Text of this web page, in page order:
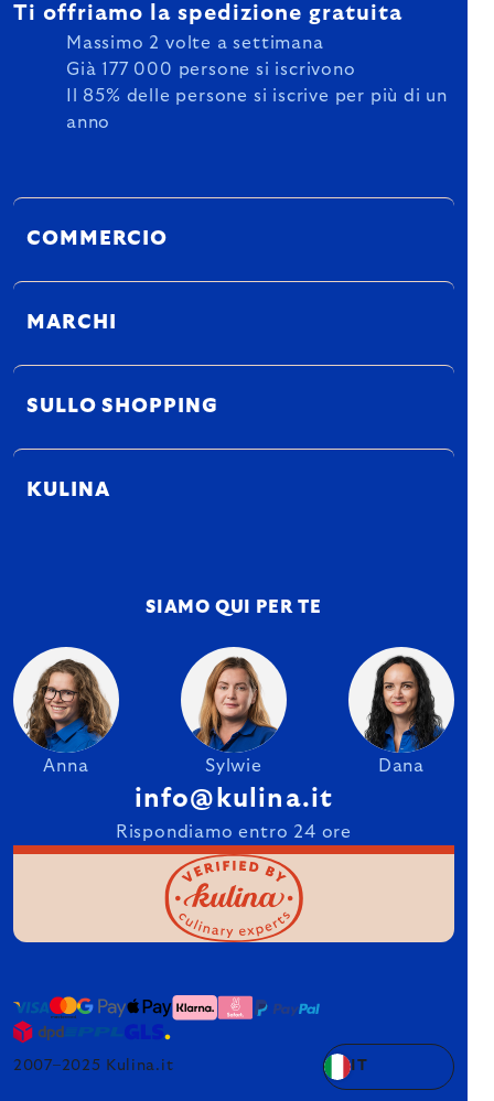
Ti offriamo la spedizione gratuita
Massimo 2 volte a settimana
Già 177 000 persone si iscrivono
Il 85% delle persone si iscrive per più di un
anno
COMMERCIO
MARCHI
SULLO SHOPPING
KULINA
SIAMO QUI PER TE
Anna Sylwie Dana
info@kulina.it
Rispondiamo entro 24 ore
2007–2025 Kulina.it IT